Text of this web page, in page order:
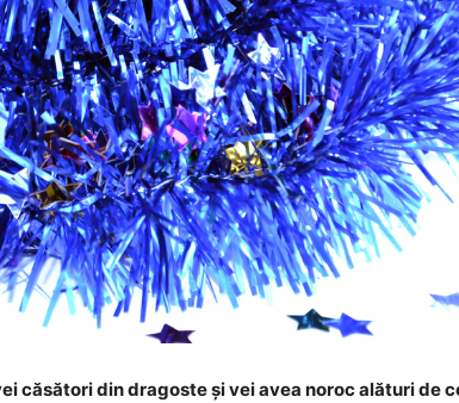
căsători din dragoste și vei avea noroc alături de